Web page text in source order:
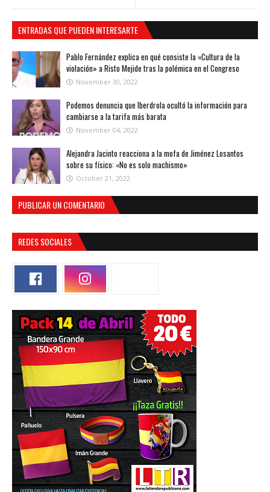
ENTRADAS QUE PUEDEN INTERESARTE
Pablo Fernández explica en qué consiste la «Cultura de la
violación» a Risto Mejide tras la polémica en el Congreso
November 30, 2022
Podemos denuncia que Iberdrola ocultó la información para
cambiarse a la tarifa más barata
November 04, 2022
Alejandra Jacinto reacciona a la mofa de Jiménez Losantos
sobre su físico: «No es solo machismo»
October 21, 2022
PUBLICAR UN COMENTARIO
REDES SOCIALES